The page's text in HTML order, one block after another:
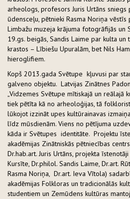
arheologs, profesors Juris Urtāns
ūdensceļu, pētnieki Rasma Noriņa
Limbažu muzeja krājuma fotogrāfijās un
19.gs. beigās, Sandis Laime par kulta
krastos – Lībiešu Upuralām, bet Nils
hieroglifiem.
Kopš 2013.gada Svētupe kļuvusi par
galveno objektu. Latvijas Zinātnes
„Vidzemes Svētupe mītiskajā un reālajā
tiek pētīta kā no arheoloģijas, tā
lūkojot izzināt upes kultūrainavas
līdz mūsdienām. Viens no pētījuma
kāda ir Svētupes identitāte. Projektu
akadēmijas Zinātniskās pētniecības
Dr.hab.art. Juris Urtāns, projekta
Kursīte, Dr.philol. Sandis Laime, Dr.art.
Rasma Noriņa, Dr.art. Ieva Vītola)
akadēmijas Folkloras un tradicionālās
studentiem un Zemūdens kultūras